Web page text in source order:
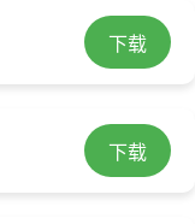
下载
下载